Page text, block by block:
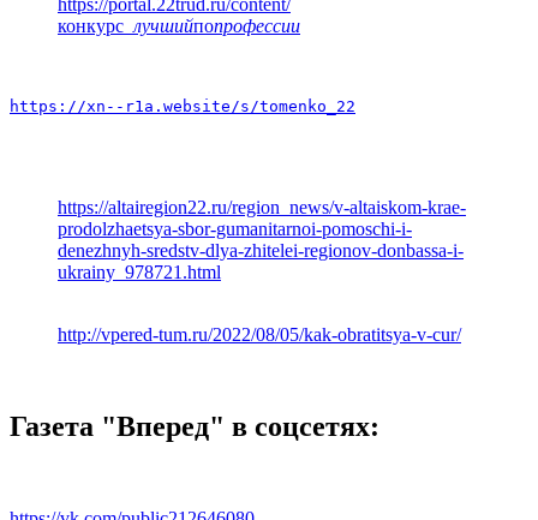
конкурс _лучшийпопрофессии
https://xn--r1a.website/s/tomenko_22
https://altairegion22.ru/region_news/v-altaiskom-krae-
prodolzhaetsya-sbor-gumanitarnoi-pomoschi-i-
denezhnyh-sredstv-dlya-zhitelei-regionov-donbassa-i-
ukrainy_978721.html
http://vpered-tum.ru/2022/08/05/kak-obratitsya-v-cur/
Газета "Вперед" в соцсетях: